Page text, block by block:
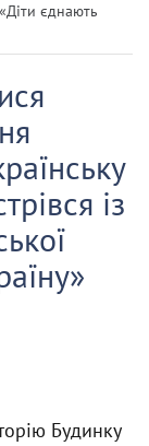
єднають
із
Будинку